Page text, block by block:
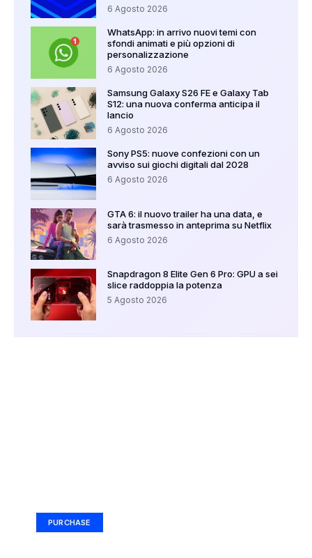
6 Agosto 2026
WhatsApp: in arrivo nuovi temi con
sfondi animati e più opzioni di
personalizzazione
6 Agosto 2026
Samsung Galaxy S26 FE e Galaxy Tab
S12: una nuova conferma anticipa il
lancio
6 Agosto 2026
Sony PS5: nuove confezioni con un
avviso sui giochi digitali dal 2028
6 Agosto 2026
GTA 6: il nuovo trailer ha una data, e
sarà trasmesso in anteprima su Netflix
6 Agosto 2026
Snapdragon 8 Elite Gen 6 Pro: GPU a sei
slice raddoppia la potenza
5 Agosto 2026
PURCHASE